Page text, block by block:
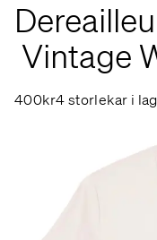
Vintage
400kr4 storlekar i